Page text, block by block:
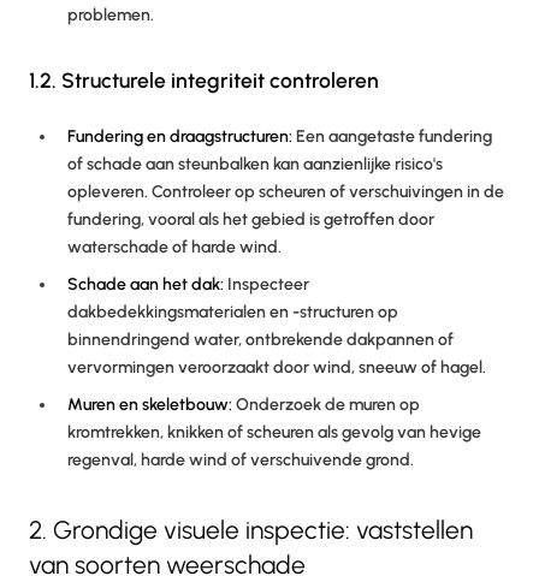
problemen.
1.2. Structurele integriteit controleren
Fundering en draagstructuren: Een aangetaste fundering
of schade aan steunbalken kan aanzienlijke risico's
opleveren. Controleer op scheuren of verschuivingen in de
fundering, vooral als het gebied is getroffen door
waterschade of harde wind.
Schade aan het dak: Inspecteer
dakbedekkingsmaterialen en -structuren op
binnendringend water, ontbrekende dakpannen of
vervormingen veroorzaakt door wind, sneeuw of hagel.
Muren en skeletbouw: Onderzoek de muren op
kromtrekken, knikken of scheuren als gevolg van hevige
regenval, harde wind of verschuivende grond.
2. Grondige visuele inspectie: vaststellen
van soorten weerschade